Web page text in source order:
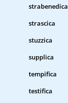
strabenedica
strascica
stuzzica
supplica
tempifica
testifica